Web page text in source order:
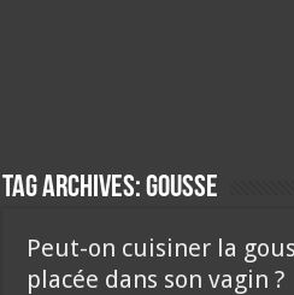
Tag Archives:gousse
Peut-on cuisiner la
placée dans son vagin ?